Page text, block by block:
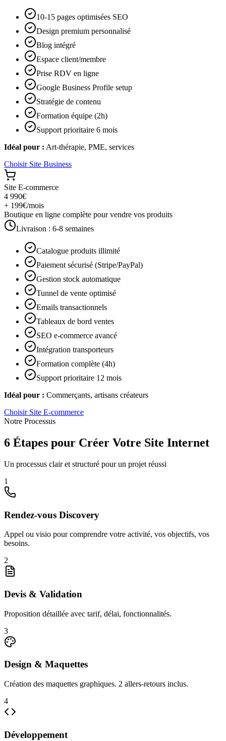
10-15 pages optimisées SEO
Design premium personnalisé
Blog intégré
Espace client/membre
Prise RDV en ligne
Google Business Profile setup
Stratégie de contenu
Formation équipe (2h)
Support prioritaire 6 mois
Idéal pour : Art-thérapie, PME, services
Choisir Site Business
Site E-commerce
4 990€
+ 199€/mois
Boutique en ligne complète pour vendre vos produits
Livraison : 6-8 semaines
Catalogue produits illimité
Paiement sécurisé (Stripe/PayPal)
Gestion stock automatique
Tunnel de vente optimisé
Emails transactionnels
Tableaux de bord ventes
SEO e-commerce avancé
Intégration transporteurs
Formation complète (4h)
Support prioritaire 12 mois
Idéal pour : Commerçants, artisans créateurs
Choisir Site E-commerce
Notre Processus
6 Étapes pour Créer Votre Site Internet
Un processus clair et structuré pour un projet réussi
1
Rendez-vous Discovery
Appel ou visio pour comprendre votre activité, vos objectifs, vos
besoins.
2
Devis & Validation
Proposition détaillée avec tarif, délai, fonctionnalités.
3
Design & Maquettes
Création des maquettes graphiques. 2 allers-retours inclus.
4
Développement